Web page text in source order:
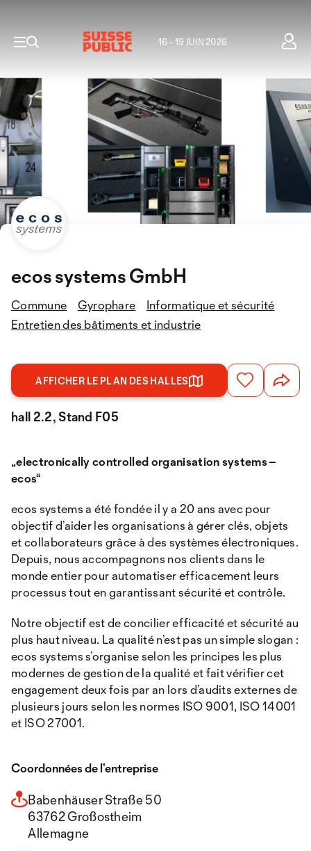
16 - 19 JUIN 2026
ecos systems GmbH
Commune Gyrophare
Informatique et sécurité
Entretien des bâtiments et industrie
AFFICHER LE PLAN DES HALLES
hall 2.2, Stand F05
„electronically controlled organisation systems –
ecos“
ecos systems a été fondée il y a 20 ans avec pour
objectif d’aider les organisations à gérer clés, objets
et collaborateurs grâce à des systèmes électroniques.
Depuis, nous accompagnons nos clients dans le
monde entier pour automatiser efficacement leurs
processus tout en garantissant sécurité et contrôle.
Notre objectif est de concilier efficacité et sécurité au
plus haut niveau. La qualité n’est pas un simple slogan :
ecos systems s’organise selon les principes les plus
modernes de gestion de la qualité et fait vérifier cet
engagement deux fois par an lors d’audits externes de
plusieurs jours selon les normes ISO 9001, ISO 14001
et ISO 27001.
Coordonnées de l’entreprise
Babenhäuser Straße 50
63762 Großostheim
Allemagne